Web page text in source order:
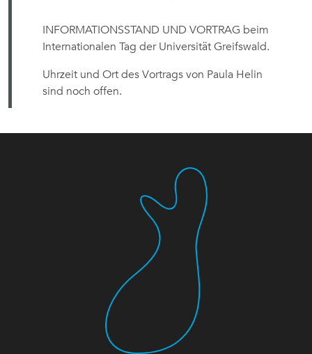
INFORMATIONSSTAND UND VORTRAG beim
Internationalen Tag der Universität Greifswald.
Uhrzeit und Ort des Vortrags von Paula Helin
sind noch offen.